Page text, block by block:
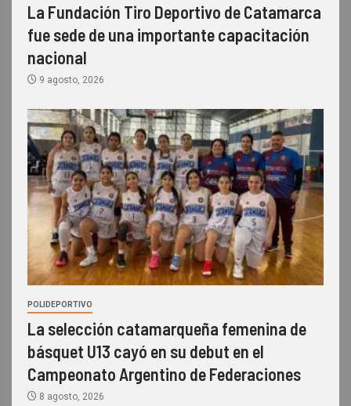
La Fundación Tiro Deportivo de Catamarca
fue sede de una importante capacitación
nacional
9 agosto, 2026
POLIDEPORTIVO
La selección catamarqueña femenina de
básquet U13 cayó en su debut en el
Campeonato Argentino de Federaciones
8 agosto, 2026